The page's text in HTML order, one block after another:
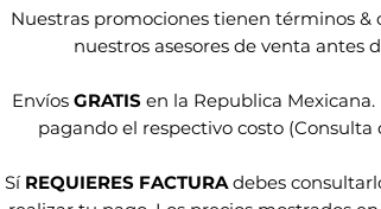
Nuestras promociones tienen términos &
nuestros asesores de venta antes
EnvíosGRATIS en la Republica
pagando el respectivo costo (Consulta
Sí REQUIERES FACTURAdebes